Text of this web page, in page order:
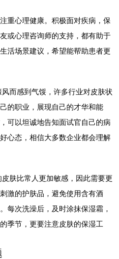
重心理健康。积极面对疾病，保
或心理咨询师的支持，都有助于
活场景建议，希望能帮助患者更
而感到气馁，许多行业对皮肤状
的职业，展现自己的才华和能
可以坦诚地告知面试官自己的病
心态，相信大多数企业都会理解
肤比常人更加敏感，因此需要更
激的护肤品，避免使用含有酒
每次洗澡后，及时涂抹保湿霜，
季节，更要注意皮肤的保湿工